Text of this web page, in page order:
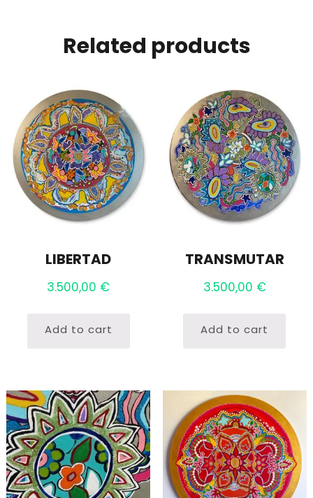
Related products
LIBERTAD
3.500,00 €
Add to cart
TRANSMUTAR
3.500,00 €
Add to cart